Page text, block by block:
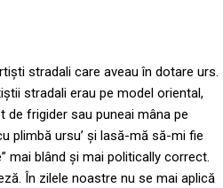
stradali care aveau în dotare urs.
stradali erau pe model oriental,
de frigider sau puneai mâna pe
plimbă ursu’ și lasă-mă să-mi fie
mai blând și mai politically correct.
În zilele noastre nu se mai aplică